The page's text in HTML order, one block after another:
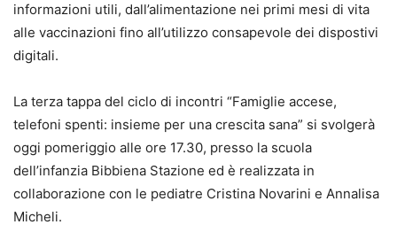
informazioni utili, dall’alimentazione nei primi mesi di vita
alle vaccinazioni fino all’utilizzo consapevole dei dispostivi
digitali.
La terza tappa del ciclo di incontri “Famiglie accese,
telefoni spenti: insieme per una crescita sana” si svolgerà
oggi pomeriggio alle ore 17.30, presso la scuola
dell’infanzia Bibbiena Stazione ed è realizzata in
collaborazione con le pediatre Cristina Novarini e Annalisa
Micheli.